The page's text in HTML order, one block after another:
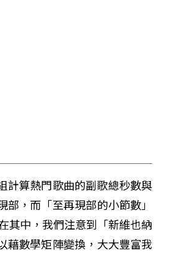
計算熱門歌曲的副歌總秒數與
，而「至再現部的小節數」
其中，我們注意到「新維也納
藉數學矩陣變換，大大豐富我